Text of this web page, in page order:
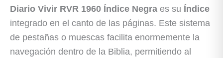
Diario Vivir RVR 1960 Índice Negra es su Índice
integrado en el canto de las páginas. Este sistema
de pestañas o muescas facilita enormemente la
navegación dentro de la Biblia, permitiendo al